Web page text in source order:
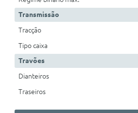
Transmissão
Tracção
Tipo caixa
Travões
Dianteiros
Traseiros